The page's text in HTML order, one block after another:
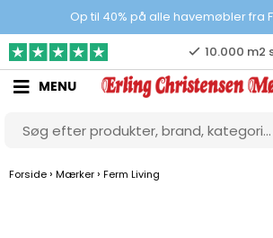
Op til 40% på alle havemøbler fra
10.000 m2
Gratis & gode
MENU
Forside › Mærker › Ferm Living